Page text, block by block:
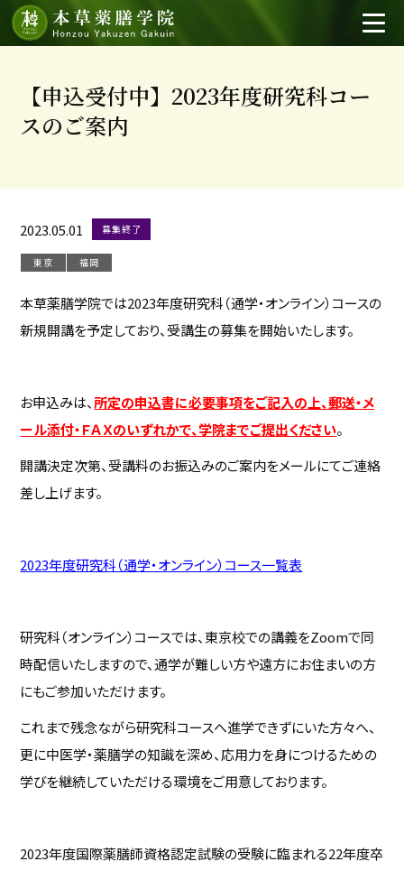
【申込受付中】2023年度研究科コー
スのご案内
2023.05.01 募集終了
東京 福岡
本草薬膳学院では2023年度研究科（通学・オンライン）コースの
新規開講を予定しており、受講生の募集を開始いたします。
お申込みは、所定の申込書に必要事項をご記入の上、郵送・メ
ール添付・ＦＡＸのいずれかで、学院までご提出ください。
開講決定次第、受講料のお振込みのご案内をメールにてご連絡
差し上げます。
2023年度研究科（通学・オンライン）コース一覧表
研究科（オンライン）コースでは、東京校での講義をZoomで同
時配信いたしますので、通学が難しい方や遠方にお住まいの方
にもご参加いただけます。
これまで残念ながら研究科コースへ進学できずにいた方々へ、
更に中医学・薬膳学の知識を深め、応用力を身につけるための
学びを継続していただける環境をご用意しております。
2023年度国際薬膳師資格認定試験の受験に臨まれる22年度卒